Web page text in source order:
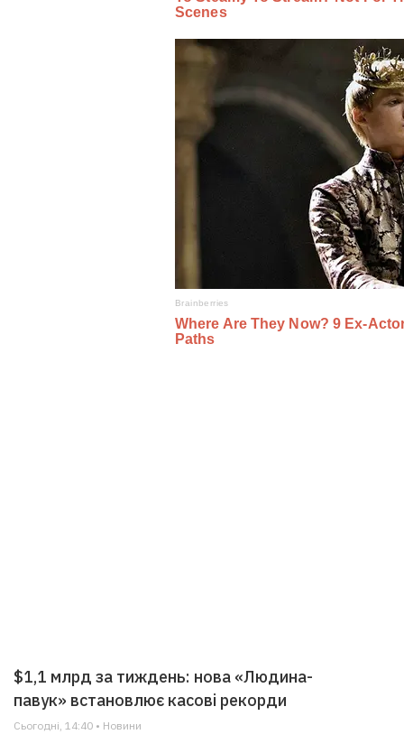
$1,1 млрд за тиждень: нова «Людина-
павук» встановлює касові рекорди
Сьогодні, 14:40 • Новини